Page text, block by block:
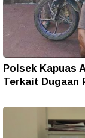
Polsek Kapuas
Terkait Dugaan